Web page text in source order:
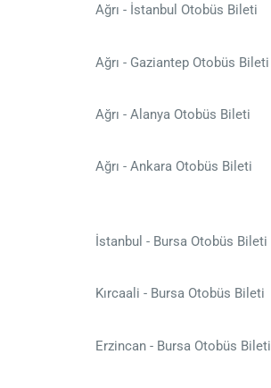
Ağrı - İstanbul Otobüs Bileti
Ağrı - Gaziantep Otobüs Bileti
Ağrı - Alanya Otobüs Bileti
Ağrı - Ankara Otobüs Bileti
İstanbul - Bursa Otobüs Bileti
Kırcaali - Bursa Otobüs Bileti
Erzincan - Bursa Otobüs Bileti